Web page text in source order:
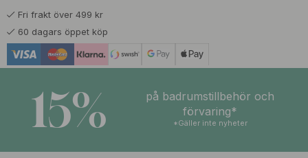
Fri frakt över 499 kr
60 dagars öppet köp
15%
på badrumstillbehör och
förvaring*
*Gäller inte nyheter